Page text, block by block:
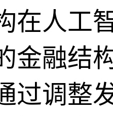
在人工
金融结
过调整